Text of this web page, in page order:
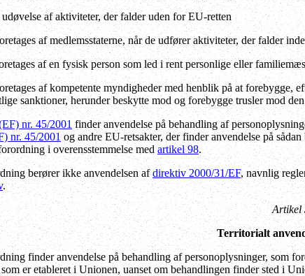
udøvelse af aktiviteter, der falder uden for EU-retten
af medlemsstaterne, når de udfører aktiviteter, der falder
af en fysisk person som led i rent personlige eller
af kompetente myndigheder med henblik på at forebygge,
sanktioner, herunder beskytte mod og forebygge trusler mod
nr. 45/2001 finder anvendelse på behandling af
nr. 45/2001 og andre EU-retsakter, der finder anvendelse på
i overensstemmelse medartikel 98.
berører ikke anvendelsen afdirektiv 2000/31/EF, navnlig
.
Artikel
Territorialt
finder anvendelse på behandling af personoplysninger, som
som er etableret i Unionen, uanset om behandlingen finder sted i